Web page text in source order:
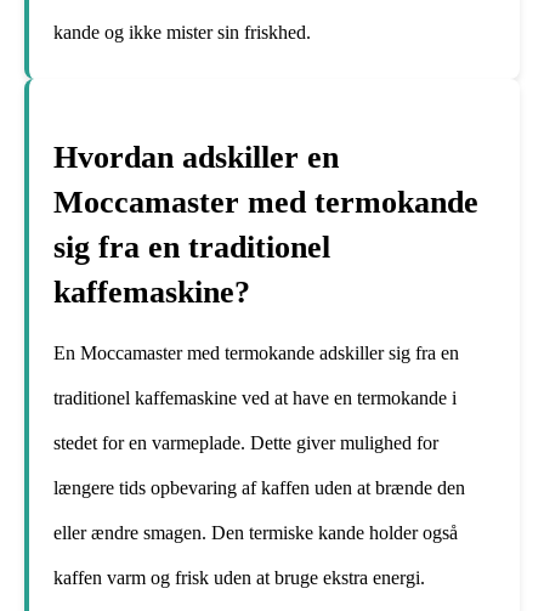
kande og ikke mister sin friskhed.
Hvordan adskiller en
Moccamaster med termokande
sig fra en traditionel
kaffemaskine?
En Moccamaster med termokande adskiller sig fra en
traditionel kaffemaskine ved at have en termokande i
stedet for en varmeplade. Dette giver mulighed for
længere tids opbevaring af kaffen uden at brænde den
eller ændre smagen. Den termiske kande holder også
kaffen varm og frisk uden at bruge ekstra energi.